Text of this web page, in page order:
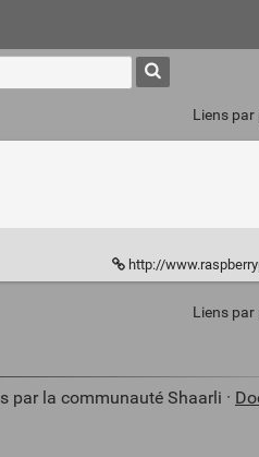
Liens par
http://
Liens par
par la communauté Shaarli ·